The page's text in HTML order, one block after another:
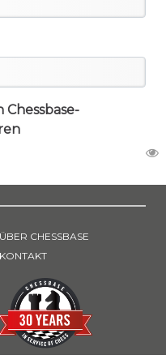
ÜBER CHESSBASE
KONTAKT